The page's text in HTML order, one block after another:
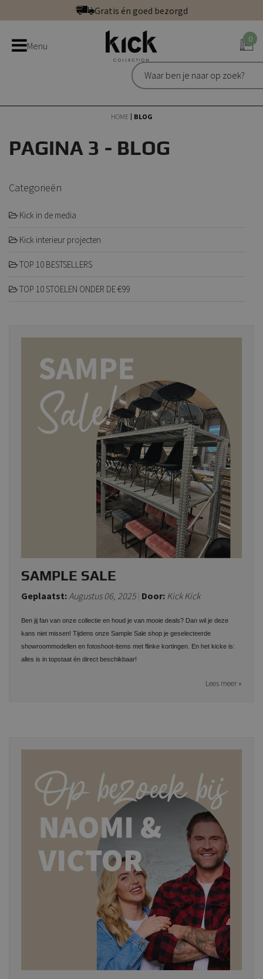
direct
naar
Betaal veilig: direct, achteraf of in 3 delen
Uitstekend | 300+ reviews
Gratis én goed bezorgd
Menu
0
HOME BLOG
PAGINA 3 - BLOG
SAMPLE SALE
Geplaatst:Augustus 06, 2025 Door: Kick Kick
Ben jij fan van onze collectie en houd je van mooie deals? Dan wil je deze
kans niet missen! Tijdens onze Sample Sale shop je geselecteerde
showroommodellen en fotoshoot-items met flinke kortingen. En het kicke is:
alles is in topstaat én direct beschikbaar!
Lees meer »
Categorieën
Kick in de media
Kick interieur projecten
TOP 10 BESTSELLERS
TOP 10 STOELEN ONDER DE €99